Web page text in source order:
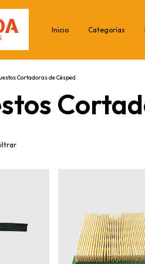
Inicio Categorías
Cortadoras de Césped